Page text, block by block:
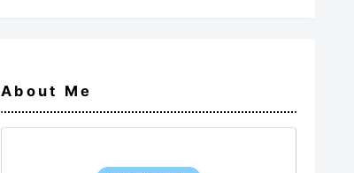
About Me